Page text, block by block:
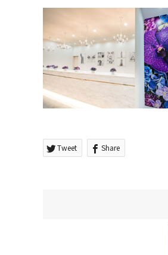
Tweet Share